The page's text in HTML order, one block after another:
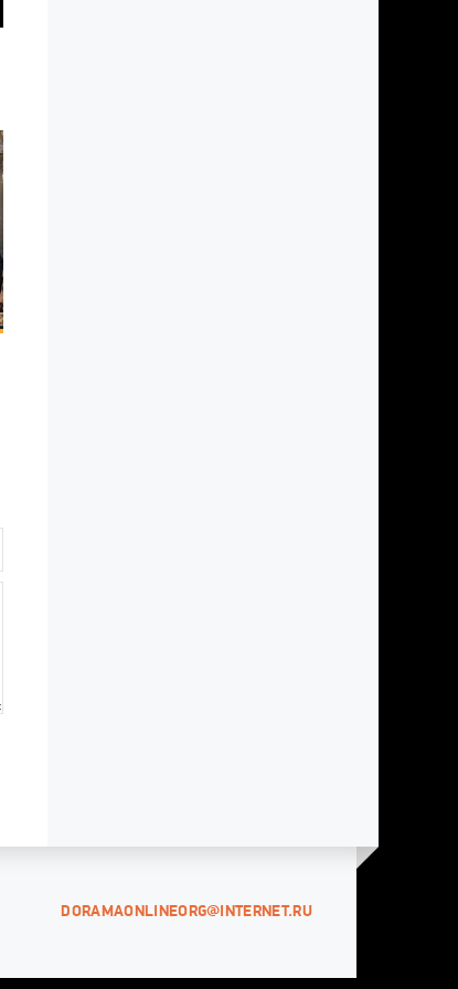
DORAMAONLINEORG@INTERNET.RU